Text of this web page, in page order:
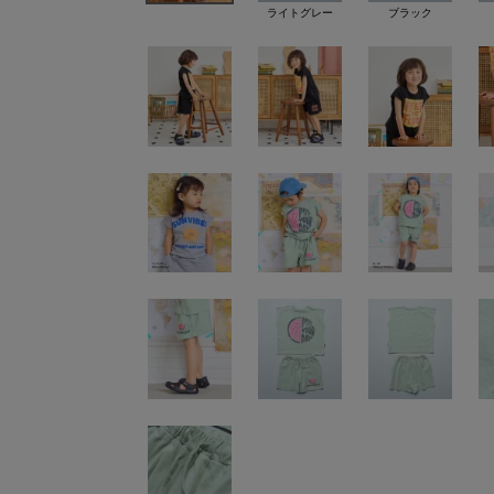
ライトグレー ブラック